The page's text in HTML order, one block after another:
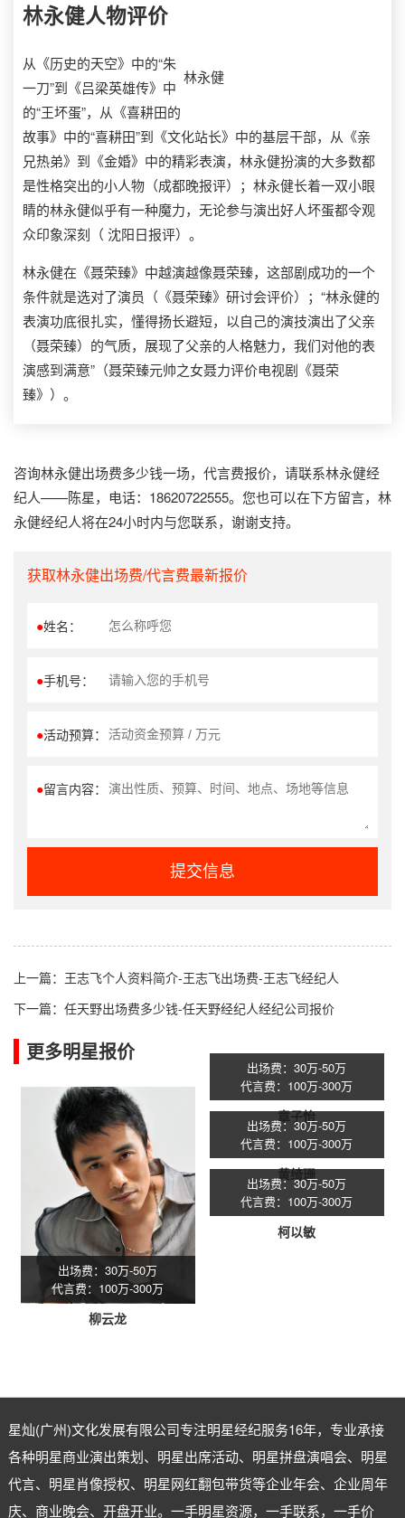
林永健人物评价
林永健
从《历史的天空》中的“朱
一刀”到《吕梁英雄传》中
的“王坏蛋”，从《喜耕田的
故事》中的“喜耕田”到《文化站长》中的基层干部，从《亲
兄热弟》到《金婚》中的精彩表演，林永健扮演的大多数都
是性格突出的小人物（成都晚报评）；林永健长着一双小眼
睛的林永健似乎有一种魔力，无论参与演出好人坏蛋都令观
众印象深刻（ 沈阳日报评）。
林永健在《聂荣臻》中越演越像聂荣臻，这部剧成功的一个
条件就是选对了演员（《聂荣臻》研讨会评价）；“林永健的
表演功底很扎实，懂得扬长避短，以自己的演技演出了父亲
（聂荣臻）的气质，展现了父亲的人格魅力，我们对他的表
演感到满意”（聂荣臻元帅之女聂力评价电视剧《聂荣
臻》）。
咨询林永健出场费多少钱一场，代言费报价，请联系林永健经
纪人——陈星，电话：18620722555。您也可以在下方留言，林
永健经纪人将在24小时内与您联系，谢谢支持。
获取林永健出场费/代言费最新报价
●姓名：
●手机号：
●活动预算：
●留言内容：
提交信息
上一篇： 王志飞个人资料简介-王志飞出场费-王志飞经纪人
下一篇： 任天野出场费多少钱-任天野经纪人经纪公司报价
更多明星报价
出场费：30万-50万
代言费：100万-300万
柳云龙
出场费：30万-50万
代言费：100万-300万
章子怡
出场费：30万-50万
代言费：100万-300万
黄绮珊
出场费：30万-50万
代言费：100万-300万
柯以敏
星灿(广州)文化发展有限公司专注明星经纪服务16年，专业承接
各种明星商业演出策划、明星出席活动、明星拼盘演唱会、明星
代言、明星肖像授权、明星网红翻包带货等企业年会、企业周年
庆、商业晚会、开盘开业。一手明星资源，一手联系，一手价